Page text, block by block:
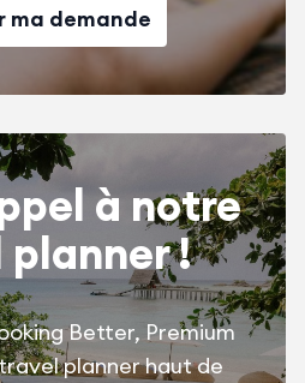
ma demande
à notre
!
Better, Premium
planner haut de